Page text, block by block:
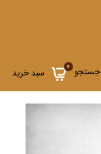
0 سبد خرید جستجو